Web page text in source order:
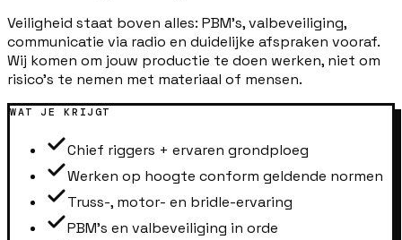
Veiligheid staat boven alles: PBM's, valbeveiliging,
communicatie via radio en duidelijke afspraken vooraf.
Wij komen om jouw productie te doen werken, niet om
risico's te nemen met materiaal of mensen.
WAT JE KRIJGT
Chief riggers + ervaren grondploeg
Werken op hoogte conform geldende normen
Truss-, motor- en bridle-ervaring
PBM's en valbeveiliging in orde